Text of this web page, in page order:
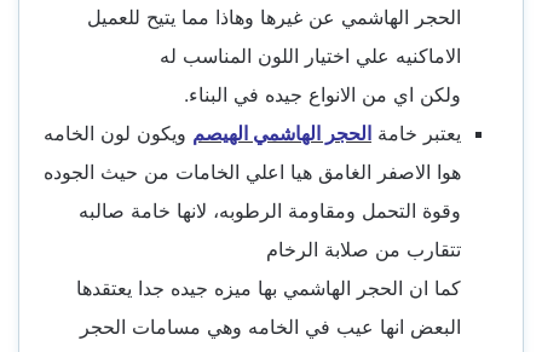
الحجر الهاشمي عن غيرها وهاذا مما يتيح للعميل
الاماكنيه علي اختيار اللون المناسب له
ولكن اي من الانواع جيده في البناء.
يعتبر خامة الحجر الهاشمي الهيصم ويكون لون الخامه
هوا الاصفر الغامق هيا اعلي الخامات من حيث الجوده
وقوة التحمل ومقاومة الرطوبه، لانها خامة صالبه
تتقارب من صلابة الرخام
كما ان الحجر الهاشمي بها ميزه جيده جدا يعتقدها
البعض انها عيب في الخامه وهي مسامات الحجر